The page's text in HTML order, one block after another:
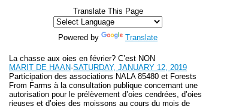
Translate This Page
Powered by Translate
La chasse aux oies en février? C’est NON
MARIT DE HAAN·SATURDAY, JANUARY 12, 2019
Participation des associations NALA 85480 et Forests
From Farms à la consultation publique concernant une
autorisation pour le prélèvement d’oies cendrées, d’oies
rieuses et d’oies des moissons au cours du mois de